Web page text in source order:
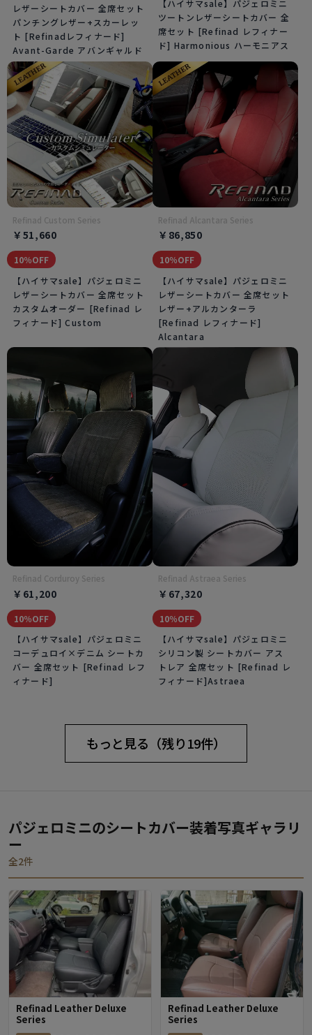
レザーシートカバー 全席セット
パンチングレザー+スカーレッ
ト [Refinadレフィナード]
Avant-Garde アバンギャルド
【ハイサマsale】パジェロミニ
ツートンレザーシートカバー 全
席セット [Refinad レフィナー
ド] Harmonious ハーモニアス
Refinad Custom Series
￥51,660
10％OFF
【ハイサマsale】パジェロミニ
レザーシートカバー 全席セット
カスタムオーダー [Refinad レ
フィナード] Custom
Refinad Alcantara Series
￥86,850
10％OFF
【ハイサマsale】パジェロミニ
レザーシートカバー 全席セット
レザー+アルカンターラ
[Refinad レフィナード]
Alcantara
Refinad Corduroy Series
￥61,200
10％OFF
【ハイサマsale】パジェロミニ
コーデュロイ×デニム シートカ
バー 全席セット [Refinad レフ
ィナード]
Refinad Astraea Series
￥67,320
10％OFF
【ハイサマsale】パジェロミニ
シリコン製 シートカバー アス
トレア 全席セット [Refinad レ
フィナード]Astraea
もっと見る（残り19件）
パジェロミニのシートカバー装着写真ギャラリ
ー
全2件
Refinad Leather Deluxe
Series
Refinad Leather Deluxe
Series